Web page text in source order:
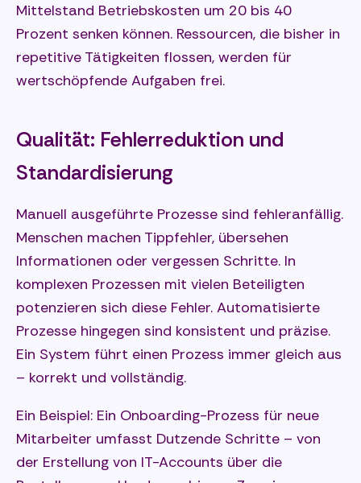
Mittelstand Betriebskosten um 20 bis 40
Prozent senken können. Ressourcen, die bisher in
repetitive Tätigkeiten flossen, werden für
wertschöpfende Aufgaben frei.
Qualität: Fehlerreduktion und
Standardisierung
Manuell ausgeführte Prozesse sind fehleranfällig.
Menschen machen Tippfehler, übersehen
Informationen oder vergessen Schritte. In
komplexen Prozessen mit vielen Beteiligten
potenzieren sich diese Fehler. Automatisierte
Prozesse hingegen sind konsistent und präzise.
Ein System führt einen Prozess immer gleich aus
– korrekt und vollständig.
Ein Beispiel: Ein Onboarding-Prozess für neue
Mitarbeiter umfasst Dutzende Schritte – von
der Erstellung von IT-Accounts über die